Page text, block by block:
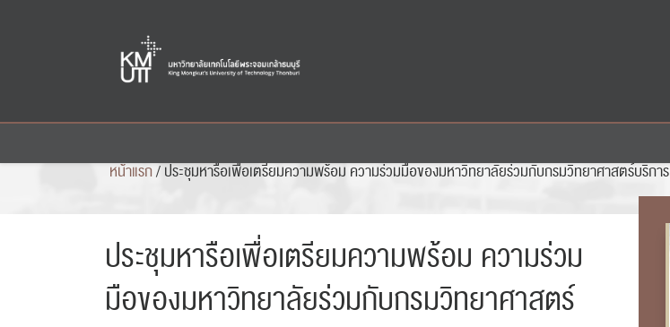
หน้าแรก/ประชุมหารือเพื่อเตรียมความพร้อม ความร่วมมือของมหาวิทยาลัยร่วมกับกรมวิทยาศาสตร์บริการ
ประชุมหารือเพื่อเตรียมความพร้อม ความร่วม
มือของมหาวิทยาลัยร่วมกับกรมวิทยาศาสตร์